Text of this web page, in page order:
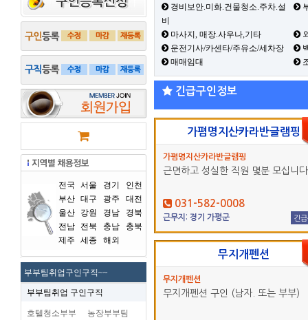
전국 서울 경기
인천
부산 대구 광주
대전
울산
강원 경남
경북
전남
전북 충남
충북
제주
세종 해외
부부팀취업구인구직~~
부부팀취업 구인구직
호텔청소부부 농장부부팀
경비보안.미화.건물청소.주차.설
비
마사지, 매장.사우나,기타
운전기사/카센타/주유소/세차장
매매임대
긴급구인정보
가폄명지산카라반글램핑
가폄명지산카라반글램핑
근면하고 성실한 직원 몇분 모십니
031-582-0008
근무지: 경기 가평군 긴
무지개펜션
무지개펜션
무지개펜션 구인 (남자. 또는 부부)